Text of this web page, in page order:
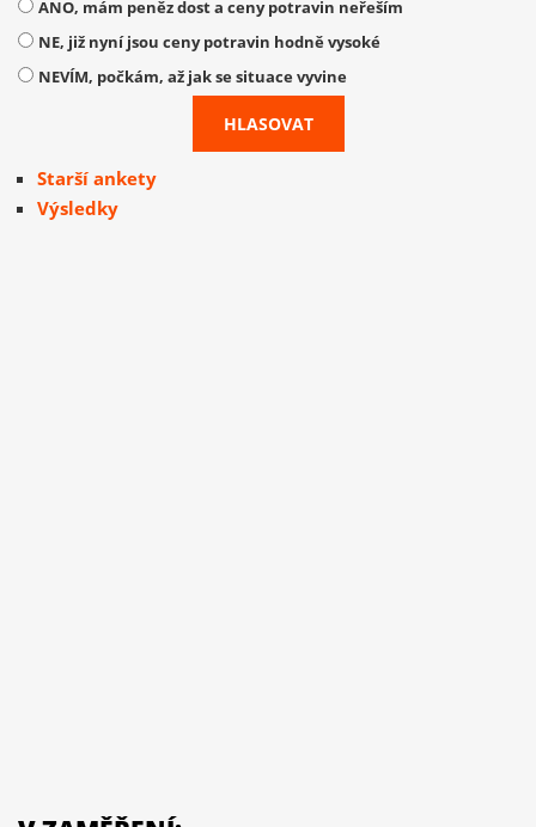
ANO, mám peněz dost a ceny potravin neřeším
NE, již nyní jsou ceny potravin hodně vysoké
NEVÍM, počkám, až jak se situace vyvine
Starší ankety
Výsledky